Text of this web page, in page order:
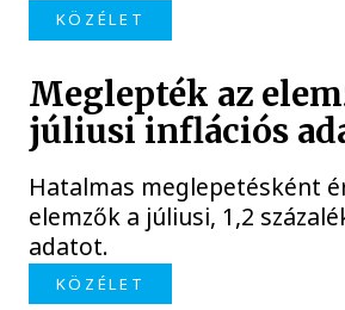
KÖZÉLET
Meglepték az
júliusi inflációs
Hatalmas meglepetésként
elemzők a júliusi, 1,2
adatot.
KÖZÉLET